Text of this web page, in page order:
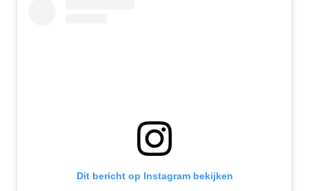
Dit bericht op Instagram bekijken